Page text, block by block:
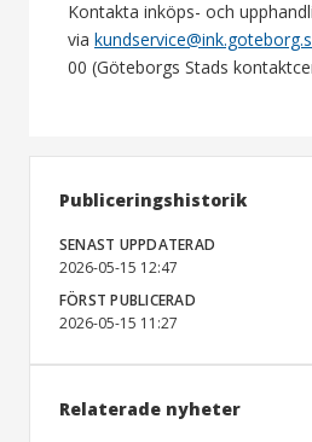
Kontakta inköps- och
via
00 (Göteborgs Stads
Publiceringshistorik
SENAST UPPDATERAD
2026-05-15 12:47
FÖRST PUBLICERAD
2026-05-15 11:27
Relaterade nyheter